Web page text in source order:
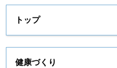
トップ
健康づくり